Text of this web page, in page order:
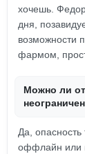
хочешь.
дня,
возможности
фармом,
Можно ли
Да, опасность
оффлайн или